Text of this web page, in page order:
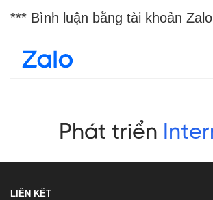
*** Bình luận bằng tài khoản Zalo
LIÊN KẾT